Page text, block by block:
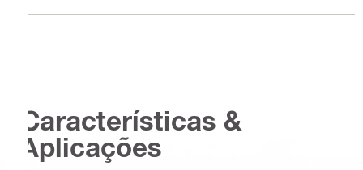
Características &
Aplicações